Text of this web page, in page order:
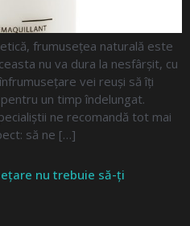
frumusețea naturală este
nu va dura la nesfârșit, cu
vei reuși să îți
un timp îndelungat.
ne recomandă tot mai
să ne […]
nu trebuie să-ți